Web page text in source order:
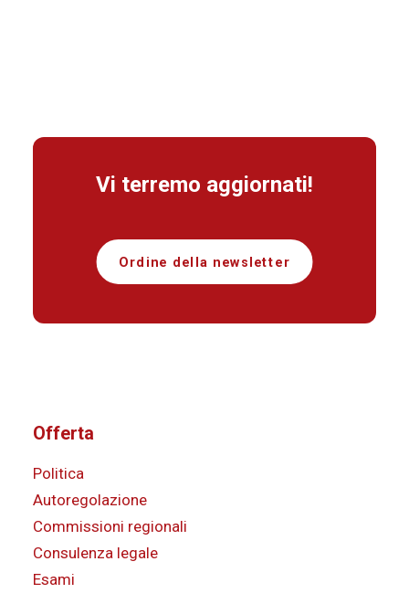
Vi terremo aggiornati!
Ordine della newsletter
Offerta
Politica
Autoregolazione
Commissioni regionali
Consulenza legale
Esami